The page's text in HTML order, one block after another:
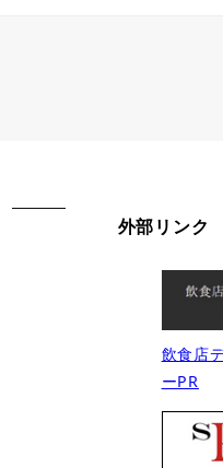
外部リンク
飲食店
ーPR